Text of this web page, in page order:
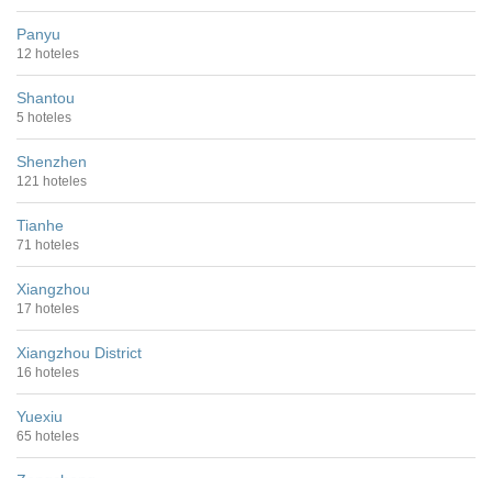
Panyu
12 hoteles
Shantou
5 hoteles
Shenzhen
121 hoteles
Tianhe
71 hoteles
Xiangzhou
17 hoteles
Xiangzhou District
16 hoteles
Yuexiu
65 hoteles